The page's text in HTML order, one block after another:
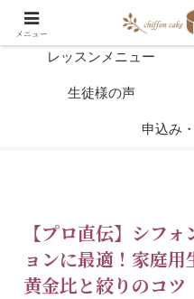
レッスンメニュー
生徒様の声
申込み
【プロ直伝】シフ
ョンに最適！家庭
黄金比と絞りのコツ
メニュー